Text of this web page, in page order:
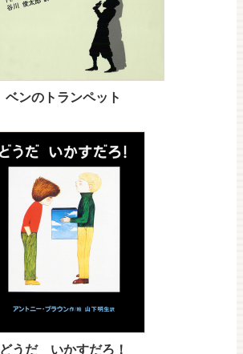
ベンのトランペット
どうだ いかすだろ！